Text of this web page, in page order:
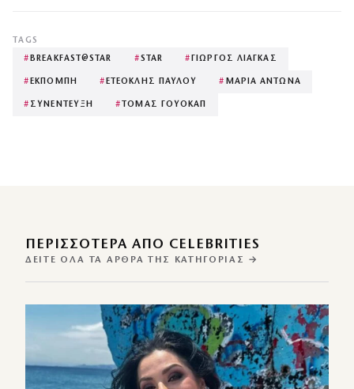
TAGS
# BREAKFAST@STAR #STAR # ΓΙΩΡΓΟΣ ΛΙΑΓΚΑΣ
# ΕΚΠΟΜΠΗ # ΕΤΕΟΚΛΗΣ ΠΑΥΛΟΥ # ΜΑΡΙΑ ΑΝΤΩΝΑ
# ΣΥΝΕΝΤΕΥΞΗ # ΤΟΜΑΣ ΓΟΥΟΚΑΠ
ΠΕΡΙΣΣΌΤΕΡΑ ΑΠΌ CELEBRITIES
ΔΕΊΤΕ ΌΛΑ ΤΑ ΆΡΘΡΑ ΤΗΣ ΚΑΤΗΓΟΡΊΑΣ →